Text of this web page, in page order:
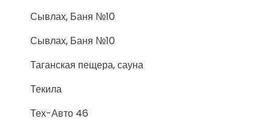
Сывлах, Баня №10
Сывлах, Баня №10
Таганская пещера, сауна
Текила
Тех-Авто 46